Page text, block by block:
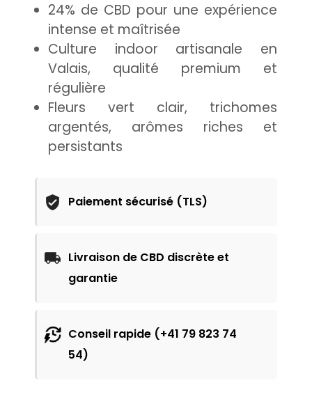
24% de CBD pour une expérience
intense et maîtrisée
Culture indoor artisanale en
Valais, qualité premium et
régulière
Fleurs vert clair, trichomes
argentés, arômes riches et
persistants
Paiement sécurisé (TLS)
Livraison de CBD discrète et
garantie
Conseil rapide (+41 79 823 74
54)